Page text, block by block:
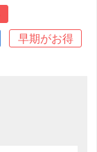
早期がお得